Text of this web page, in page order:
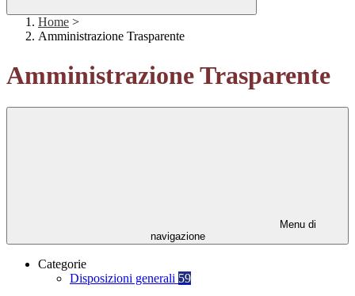
Home >
Amministrazione Trasparente
Amministrazione Trasparente
Menu di
navigazione
Categorie
Disposizioni generali 59